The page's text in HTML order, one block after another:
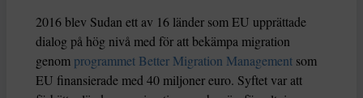
2016 blev Sudan ett av 16 länder som EU upprättade
dialog på hög nivå med för att bekämpa migration
genom programmet Better Migration Management som
EU finansierade med 40 miljoner euro. Syftet var att